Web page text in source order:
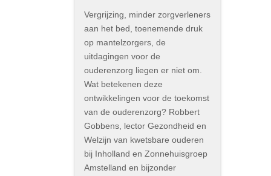
Vergrijzing, minder zorgverleners
aan het bed, toenemende druk
op mantelzorgers, de
uitdagingen voor de
ouderenzorg liegen er niet om.
Wat betekenen deze
ontwikkelingen voor de toekomst
van de ouderenzorg? Robbert
Gobbens, lector Gezondheid en
Welzijn van kwetsbare ouderen
bij Inholland en Zonnehuisgroep
Amstelland en bijzonder